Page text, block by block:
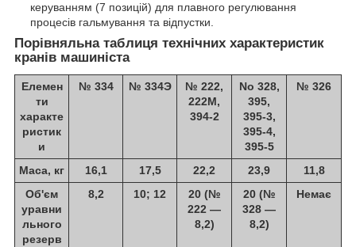
керуванням (7 позицій) для плавного регулювання
процесів гальмування та відпустки.
Порівняльна таблиця технічних характеристик
кранів машиніста
Елемен
ти
характе
ристик
и
№ 334 № 334Э
№ 222,
222М,
394-2
No 328,
395,
395-3,
395-4,
395-5
№ 326
Маса, кг 16,1 17,5 22,2 23,9
11,8
Об'єм
уравни
льного
резерв
8,2 10; 12
20 (№
222 —
8,2)
20 (№
328 —
8,2)
Немає